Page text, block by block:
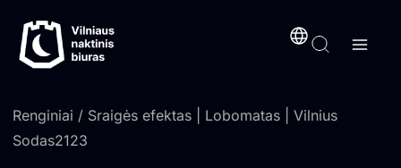
prie
turinio
Renginiai / Sraigės efektas | Lobomatas | Vilnius
Sodas2123